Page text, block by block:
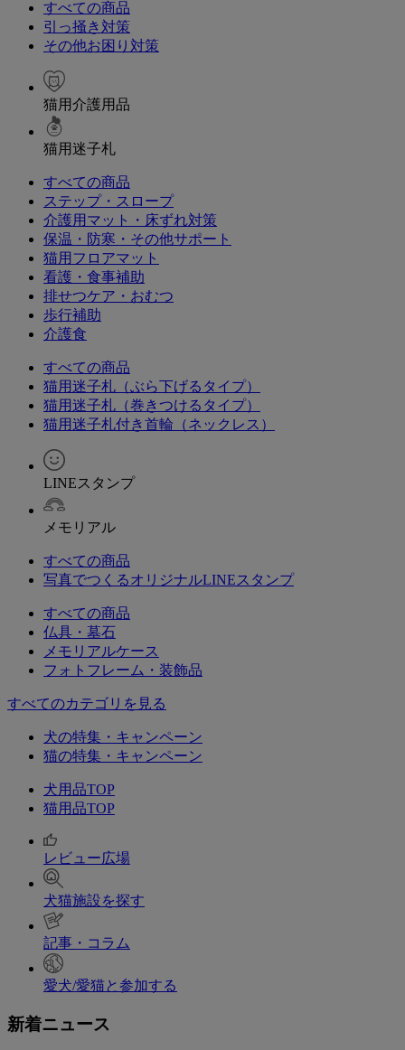
すべての商品
引っ掻き対策
その他お困り対策
猫用介護用品
猫用迷子札
すべての商品
ステップ・スロープ
介護用マット・床ずれ対策
保温・防寒・その他サポート
猫用フロアマット
看護・食事補助
排せつケア・おむつ
歩行補助
介護食
すべての商品
猫用迷子札（ぶら下げるタイプ）
猫用迷子札（巻きつけるタイプ）
猫用迷子札付き首輪（ネックレス）
LINEスタンプ
メモリアル
すべての商品
写真でつくるオリジナルLINEスタンプ
すべての商品
仏具・墓石
メモリアルケース
フォトフレーム・装飾品
すべてのカテゴリを見る
犬の特集・キャンペーン
猫の特集・キャンペーン
犬用品TOP
猫用品TOP
レビュー広場
犬猫施設を探す
記事・コラム
愛犬/愛猫と参加する
新着ニュース